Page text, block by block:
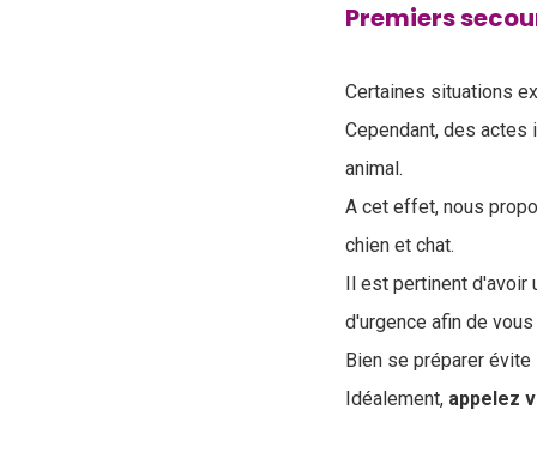
Premiers
Certaines situations
Cependant, des actes
animal.
A cet effet, nous
chien et chat.
Il est pertinent d'avoir
d'urgence afin de
Bien se préparer évite
Idéalement, appelez